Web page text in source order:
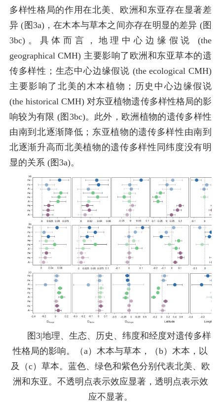
多样性格局的作用在北美、欧洲和东亚存在显著差
异 (图3a)，在木本与草本之间亦存在明显的差异 (图
3bc)。具体而言，地理中心边缘假说 (the
geographical CMH) 主要影响了欧洲和东亚草本的遗
传多样性；生态中心边缘假说 (the ecological CMH)
主要影响了北美的木本植物；历史中心边缘假说
(the historical CMH) 对东亚植物遗传多样性格局的影
响较为有限 (图3bc)。此外，欧洲植物的遗传多样性
由南到北逐渐降低；东亚植物的遗传多样性由南到
北逐渐升高而北美植物的遗传多样性同纬度没有明
显的关系 (图3a)。
图3|地理、生态、历史、纬度和经度对遗传多样
性格局的影响。（a）木本与草本，（b）木本，以
及（c）草本。蓝色、绿色和紫色分别代表北美、欧
洲和东亚。不透明点表示效应显著，透明点表示效
应不显著。